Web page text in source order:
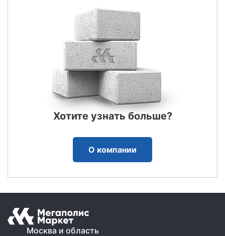
Хотите узнать больше?
О компании
Москва и область